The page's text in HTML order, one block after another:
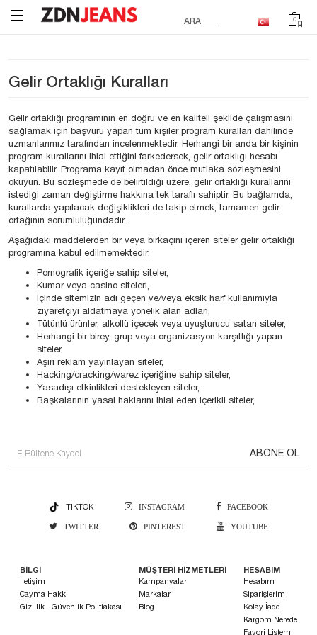
0
ARA
Gelir Ortaklığı Kuralları
Gelir ortaklığı programının en doğru ve en kaliteli şekilde çalışmasını
sağlamak için başvuru yapan tüm kişiler program kuralları dahilinde
uzmanlarımız tarafından incelenmektedir. Herhangi bir anda bir kişinin
program kurallarını ihlal ettiğini farkedersek, gelir ortaklığı hesabı
kapatılabilir. Programa kayıt olmadan önce mutlaka sözleşmesini
okuyun. Bu sözleşmede de belirtildiği üzere, gelir ortaklığı kurallarını
istediği zaman değiştirme hakkına tek taraflı sahiptir. Bu bağlamda,
kurallarda yapılacak değişiklikleri de takip etmek, tamamen gelir
ortağının sorumluluğundadır.
Aşağıdaki maddelerden bir veya birkaçını içeren siteler gelir ortaklığı
programına kabul edilmemektedir:
Pornografik içeriğe sahip siteler,
Kumar veya casino siteleri,
İçinde sitemizin adı geçen ve/veya eksik harf kullanımıyla
ziyaretçiyi aldatmaya yönelik alan adları,
Tütünlü ürünler, alkollü içecek veya uyuşturucu satan siteler,
Herhangi bir birey, grup veya organizasyon karşıtlığı yapan
siteler,
Aşırı reklam yayınlayan siteler,
Hacking/cracking/warez içeriğine sahip siteler,
Yasadışı etkinlikleri destekleyen siteler,
Başkalarının yasal haklarını ihlal eden içerikli siteler,
ABONE OL
TIKTOK INSTAGRAM FACEBOOK
TWITTER PINTEREST YOUTUBE
BİLGİ
İletişim
Cayma Hakkı
Gizlilik - Güvenlik Politiakası
MÜŞTERİ HİZMETLERİ
Kampanyalar
Markalar
Blog
HESABIM
Hesabım
Siparişlerim
Kolay İade
Kargom Nerede
Favori Listem